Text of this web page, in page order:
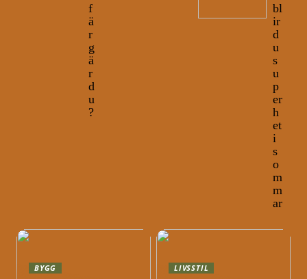
f
ä
r
g
ä
r
d
u
?
bl
ir
d
u
s
u
p
er
h
et
i
s
o
m
m
ar
BYGG LIVSSTIL